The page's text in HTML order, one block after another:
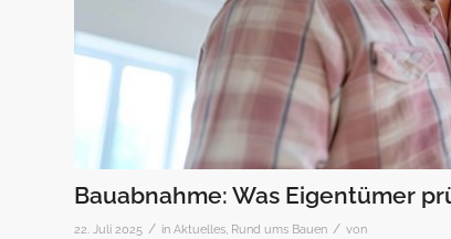
Bauabnahme: Was Eigentümer
22. Juli 2025 / in Aktuelles Rund ums Bauen / von